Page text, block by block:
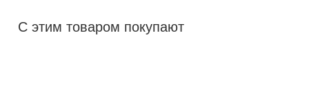
С этим товаром покупают